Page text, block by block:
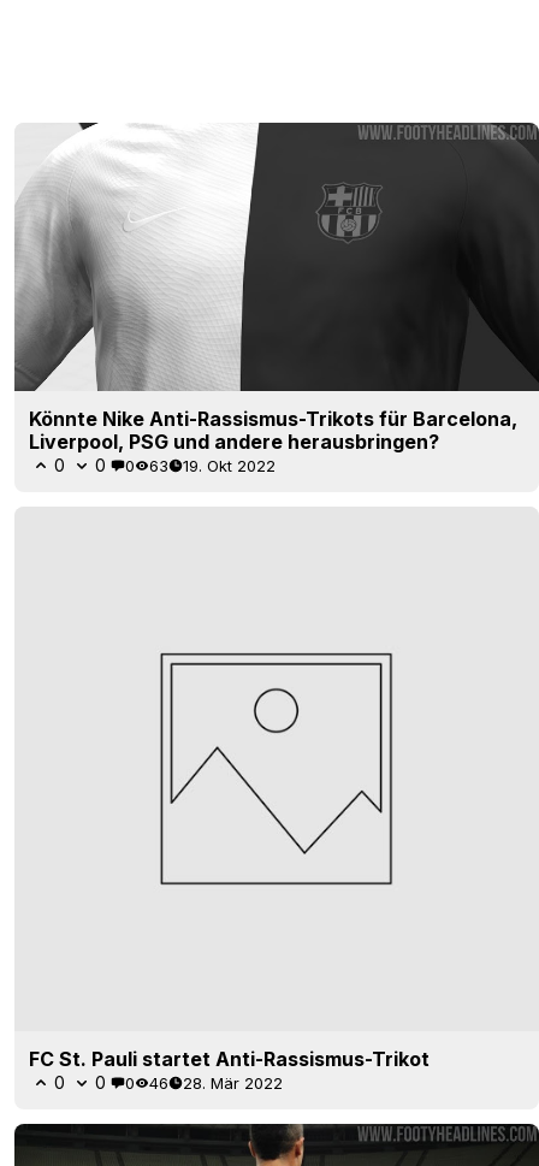
Könnte Nike Anti-Rassismus-Trikots für Barcelona,
Liverpool, PSG und andere herausbringen?
0 0 0 63 19. Okt 2022
FC St. Pauli startet Anti-Rassismus-Trikot
0 0 0 46 28. Mär 2022